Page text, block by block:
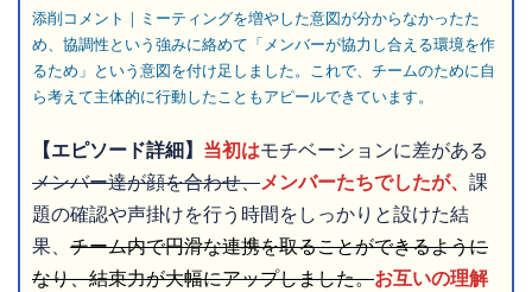
添削コメント｜ミーティングを増やした意図が分からなかったた
め、協調性という強みに絡めて「メンバーが協力し合える環境を作
るため」という意図を付け足しました。これで、チームのために自
ら考えて主体的に行動したこともアピールできています。
【エピソード詳細】 当初はモチベーションに差がある
メンバー達が顔を合わせ、メンバーたちでしたが、 課
題の確認や声掛けを行う時間をしっかりと設けた結
果、 チーム内で円滑な連携を取ることができるように
なり、結束力が大幅にアップしました。お互いの理解